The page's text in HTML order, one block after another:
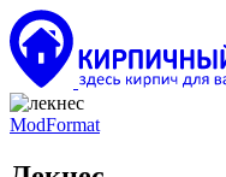
ModFormat